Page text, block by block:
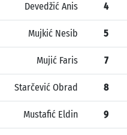
Devedžić Anis 4
Mujkić Nesib 5
Mujić Faris 7
Starčević Obrad 8
Mustafić Eldin 9